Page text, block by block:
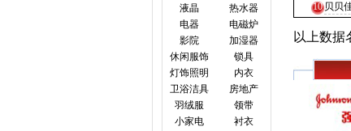
液晶
热水器
电器
电磁炉
影院
加湿器
休闲服饰
锁具
灯饰照明
内衣
卫浴洁具
房地产
羽绒服
领带
小家电
衬衣
10 贝贝
以上数据